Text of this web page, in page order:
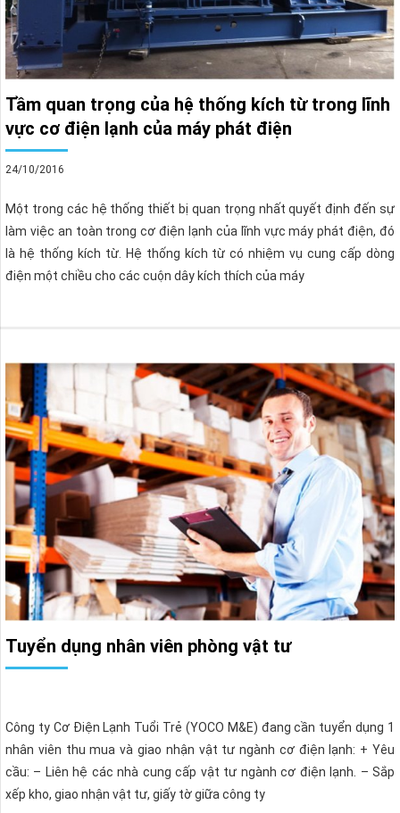
Tầm quan trọng của hệ thống kích từ trong lĩnh
vực cơ điện lạnh của máy phát điện
24/10/2016
Một trong các hệ thống thiết bị quan trọng nhất quyết định đến sự
làm việc an toàn trong cơ điện lạnh của lĩnh vực máy phát điện, đó
là hệ thống kích từ. Hệ thống kích từ có nhiệm vụ cung cấp dòng
điện một chiều cho các cuộn dây kích thích của máy
Tuyển dụng nhân viên phòng vật tư
Công ty Cơ Điện Lạnh Tuổi Trẻ (YOCO M&E) đang cần tuyển dụng 1
nhân viên thu mua và giao nhận vật tư ngành cơ điện lạnh: + Yêu
cầu: – Liên hệ các nhà cung cấp vật tư ngành cơ điện lạnh. – Sắp
xếp kho, giao nhận vật tư, giấy tờ giữa công ty